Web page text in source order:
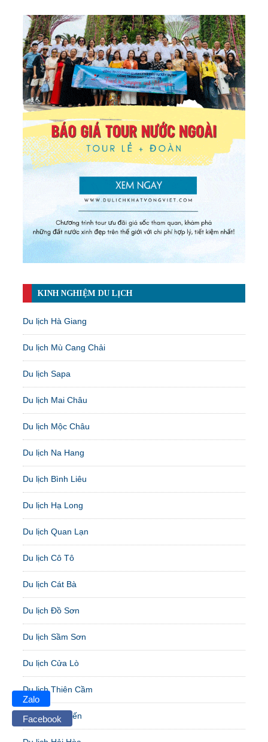
KINH NGHIỆM DU LỊCH
Du lịch Hà Giang
Du lịch Mù Cang Chải
Du lịch Sapa
Du lịch Mai Châu
Du lịch Mộc Châu
Du lịch Na Hang
Du lịch Bình Liêu
Du lịch Hạ Long
Du lịch Quan Lạn
Du lịch Cô Tô
Du lịch Cát Bà
Du lịch Đồ Sơn
Du lịch Sầm Sơn
Du lịch Cửa Lò
Du lịch Thiên Cầm
Du lịch Hải Tiến
Zalo
Facebook